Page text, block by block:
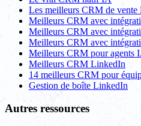
Les meilleurs CRM de vente
Meilleurs CRM avec
Meilleurs CRM avec
Meilleurs CRM avec
Meilleurs CRM pour agents
Meilleurs CRM LinkedIn
14 meilleurs CRM pour
Gestion de boîte LinkedIn
Autres ressources